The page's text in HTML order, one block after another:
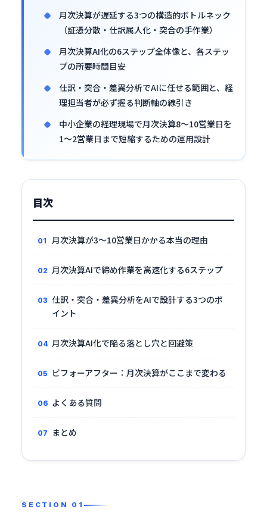
月次決算が遅延する3つの構造的ボトルネック
（証憑分散・仕訳属人化・突合の手作業）
月次決算AI化の6ステップ全体像と、各ステッ
プの所要時間目安
仕訳・突合・差異分析でAIに任せる範囲と、経
理担当者が必ず握る判断軸の線引き
中小企業の経理現場で月次決算8〜10営業日を
1〜2営業日まで短縮するための運用設計
目次
月次決算が3〜10営業日かかる本当の理由
月次決算AIで締め作業を高速化する6ステップ
仕訳・突合・差異分析をAIで設計する3つのポ
イント
月次決算AI化で陥る落とし穴と回避策
ビフォーアフター：月次決算がここまで変わる
よくある質問
まとめ